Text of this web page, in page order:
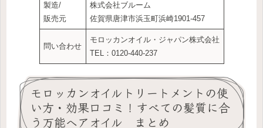
製造/
販売元
株式会社ブルーム
佐賀県唐津市浜玉町浜崎1901-457
問い合わせ
モロッカンオイル・ジャパン株式会社
TEL：0120-440-237
モロッカンオイルトリートメントの使
い方・効果口コミ！すべての髪質に合
う万能ヘアオイル まとめ